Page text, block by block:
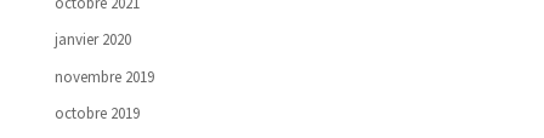
janvier 2020
novembre 2019
octobre 2019